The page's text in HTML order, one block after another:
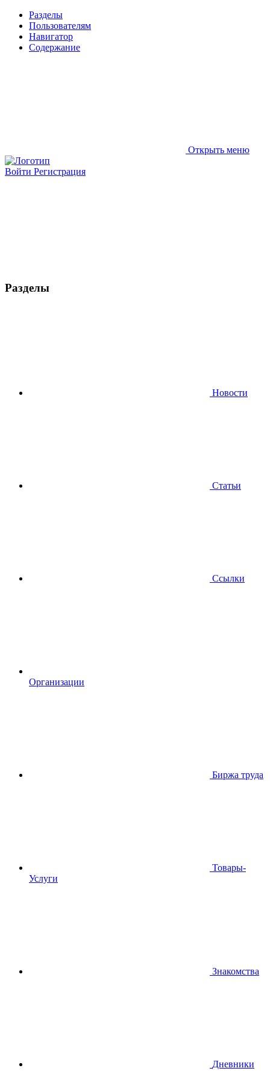
Разделы
Пользователям
Навигатор
Содержание
Открыть меню
Войти Регистрация
Разделы
Новости
Статьи
Ссылки
Организации
Биржа труда
Товары-
Услуги
Знакомства
Дневники